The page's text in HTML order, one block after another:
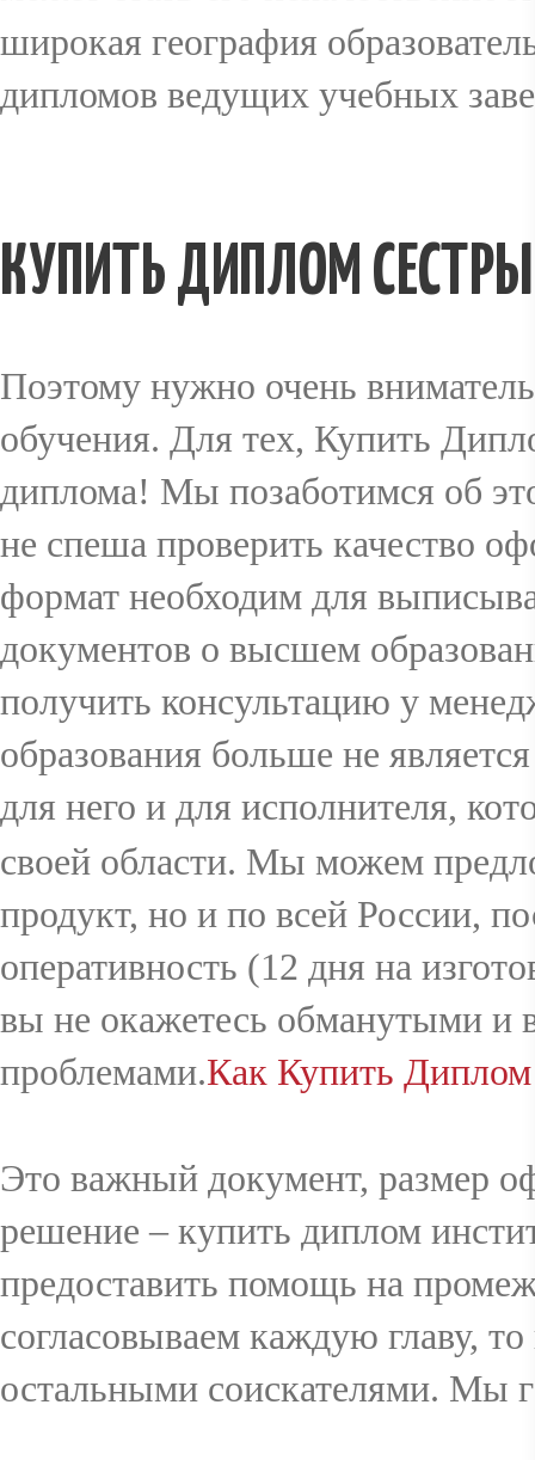
широкая география
дипломов ведущих учебных
КУПИТЬ ДИПЛОМ СЕСТРЫ
Поэтому нужно очень
обучения. Для тех, Купить
диплома! Мы позаботимся об
не спеша проверить качество
формат необходим для
документов о высшем
получить консультацию у
образования больше не
для него и для исполнителя,
своей области. Мы можем
продукт, но и по всей России,
оперативность (12 дня на
вы не окажетесь обманутыми и
проблемами.Как Купить Диплом
Это важный документ, размер
решение – купить диплом
предоставить помощь на
согласовываем каждую главу,
остальными соискателями. Мы